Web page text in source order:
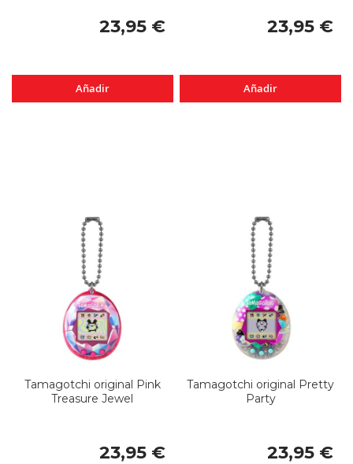
23,95 €
Añadir
23,95 €
Añadir
Tamagotchi original Pink
Treasure Jewel
23,95 €
Tamagotchi original Pretty
Party
23,95 €